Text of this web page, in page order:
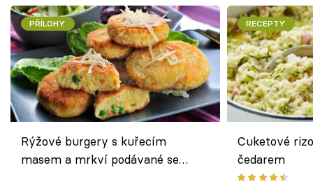
PŘÍLOHY
Rýžové burgery s kuřecím
masem a mrkví podávané se
RECEPTY
Cuketové
čedarem